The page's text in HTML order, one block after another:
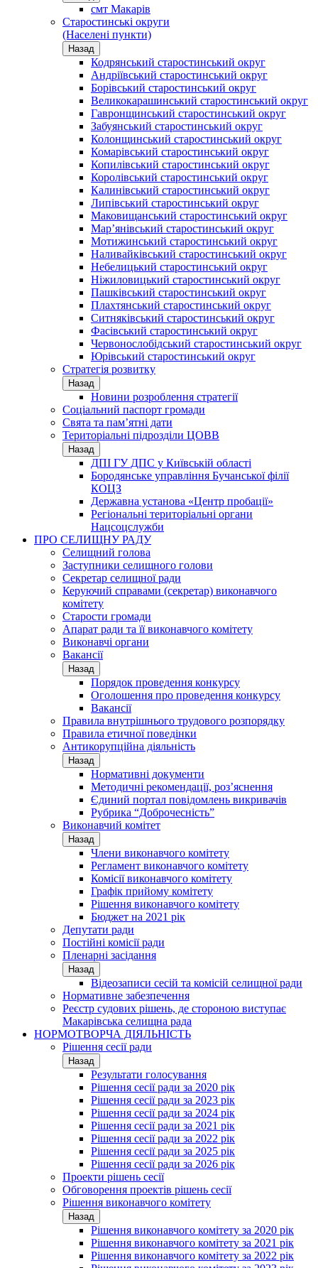
смт Макарів
Старостинські округи
(Населені пункти)
Назад
Кодрянський старостинський округ
Андріївський старостинський округ
Борівський старостинський округ
Великокарашинський старостинський округ
Гавронщинський старостинський округ
Забуянський старостинський округ
Колонщинський старостинський округ
Комарівський старостинський округ
Копилівський старостинський округ
Королівський старостинський округ
Калинівський старостинський округ
Липівський старостинський округ
Маковищанський старостинський округ
Мар’янівський старостинський округ
Мотижинський старостинський округ
Наливайківський старостинський округ
Небелицький старостинський округ
Ніжиловицький старостинський округ
Пашківський старостинський округ
Плахтянський старостинський округ
Ситняківський старостинський округ
Фасівський старостинський округ
Червонослобідський старостинський округ
Юрівський старостинський округ
Стратегія розвитку
Назад
Новини розроблення стратегії
Соціальний паспорт громади
Свята та пам’ятні дати
Територіальні підрозділи ЦОВВ
Назад
ДПІ ГУ ДПС у Київській області
Бородянське управління Бучанської філії
КОЦЗ
Державна установа «Центр пробації»
Регіональні територіальні органи
Нацсоцслужби
ПРО СЕЛИЩНУ РАДУ
Селищний голова
Заступники селищного голови
Секретар селищної ради
Керуючий справами (секретар) виконавчого
комітету
Старости громади
Апарат ради та її виконавчого комітету
Виконавчі органи
Вакансії
Назад
Порядок проведення конкурсу
Оголошення про проведення конкурсу
Вакансії
Правила внутрішнього трудового розпорядку
Правила етичної поведінки
Антикорупційна діяльність
Назад
Нормативні документи
Методичні рекомендації, роз’яснення
Єдиний портал повідомлень викривачів
Рубрика “Доброчесність”
Виконавчий комітет
Назад
Члени виконавчого комітету
Регламент виконавчого комітету
Комісії виконавчого комітету
Графік прийому комітету
Рішення виконавчого комітету
Бюджет на 2021 рік
Депутати ради
Постійні комісії ради
Пленарні засідання
Назад
Відеозаписи сесій та комісій селищної ради
Нормативне забезпечення
Реєстр судових рішень, де стороною виступає
Макарівська селищна рада
НОРМОТВОРЧА ДІЯЛЬНІСТЬ
Рішення сесії ради
Назад
Результати голосування
Рішення сесії ради за 2020 рік
Рішення сесії ради за 2023 рік
Рішення сесії ради за 2024 рік
Рішення сесії ради за 2021 рік
Рішення сесії ради за 2022 рік
Рішення сесії ради за 2025 рік
Рішення сесії ради за 2026 рік
Проекти рішень сесії
Обговорення проектів рішень сесії
Рішення виконавчого комітету
Назад
Рішення виконавчого комітету за 2020 рік
Рішення виконавчого комітету за 2021 рік
Рішення виконавчого комітету за 2022 рік